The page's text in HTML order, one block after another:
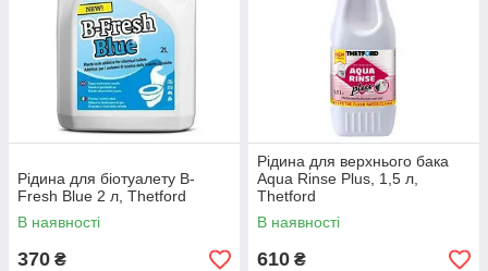
Рідина для біотуалету B-
Fresh Blue 2 л, Thetford
В наявності
370 ₴
Рідина для верхнього бака
Аqua Rinse Plus, 1,5 л,
Thetford
В наявності
610 ₴